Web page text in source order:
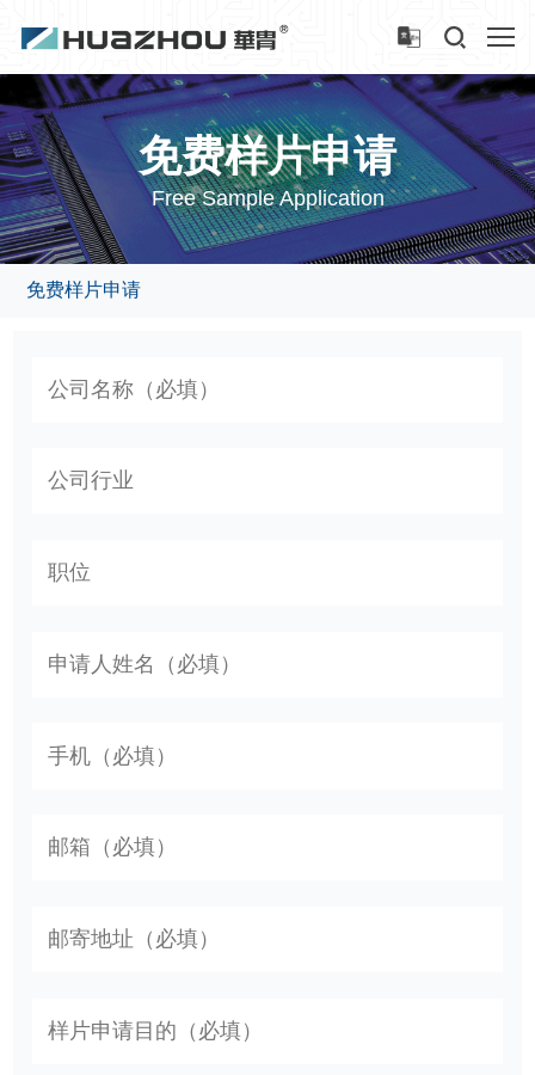
免费样片申请
Free Sample Application
免费样片申请